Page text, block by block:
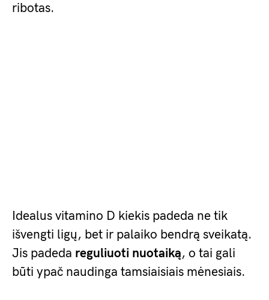
ribotas.
Idealus vitamino D kiekis padeda ne tik
išvengti ligų, bet ir palaiko bendrą sveikatą.
Jis padeda reguliuoti nuotaiką, o tai gali
būti ypač naudinga tamsiaisiais mėnesiais.